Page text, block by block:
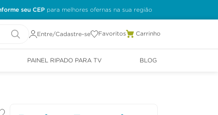
seu CEP
Entre/Cadastre-se Favoritos
PAINEL RIPADO PARA TV BLOG